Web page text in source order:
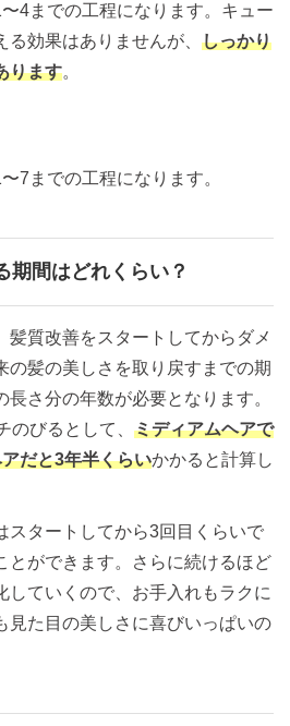
4までの工程になります。キュー
効果はありませんが、 しっかり
ります。
7までの工程になります。
期間はどれくらい？
髪質改善をスタートしてからダメ
の髪の美しさを取り戻すまでの期
さ分の年数が必要となります。
のびるとして、 ミディアムヘアで
だと3年半くらいかかると計算し
スタートしてから3回目くらいで
とができます。さらに続けるほど
していくので、お手入れもラクに
見た目の美しさに喜びいっぱいの